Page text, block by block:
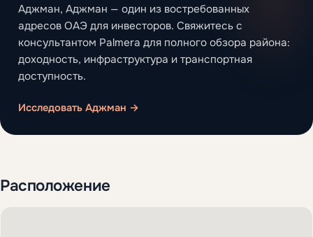
Аджман, Аджман — один из востребованных
адресов ОАЭ для инвесторов. Свяжитесь с
консультантом Palmera для полного обзора района:
доходность, инфраструктура и транспортная
доступность.
Исследовать Аджман →
Расположение